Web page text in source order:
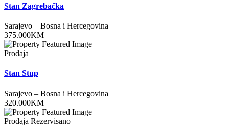
Stan Zagrebačka
Sarajevo – Bosna i Hercegovina
375.000KM
Prodaja
Stan Stup
Sarajevo – Bosna i Hercegovina
320.000KM
Prodaja Rezervisano